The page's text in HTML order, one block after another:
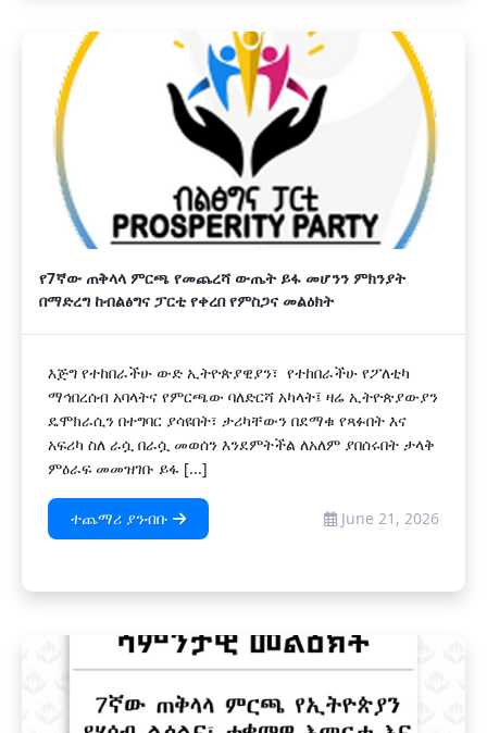
የ7ኛው ጠቅላላ ምርጫ የመጨረሻ ውጤት ይፋ መሆንን ምክንያት
በማድረግ ከብልፅግና ፓርቲ የቀረበ የምስጋና መልዕክት
እጅግ የተከበራችሁ ውድ ኢትዮጵያዊያን፣ የተከበራችሁ የፖለቲካ
ማኅበረሰብ አባላትና የምርጫው ባለድርሻ አካላት፤ ዛሬ ኢትዮጵያውያን
ዴሞክራሲን በተግባር ያሳዩበት፣ ታሪካቸውን በደማቁ የጻፉበት እና
አፍሪካ ስለ ራሷ በራሷ መወሰን እንደምትችል ለአለም ያበሰሩበት ታላቅ
ምዕራፍ መመዝገቡ ይፋ [...]
ተጨማሪ ያንብቡ June 21, 2026